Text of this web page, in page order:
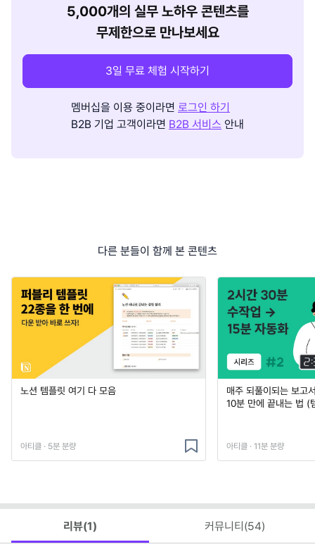
5,000개의 실무 노하우 콘텐츠를
무제한으로 만나보세요
3일 무료 체험 시작하기
멤버십을 이용 중이라면 로그인 하기
B2B 기업 고객이라면 B2B 서비스 안내
다른 분들이 함께 본 콘텐츠
노션 템플릿 여기 다 모음
아티클 · 5분 분량
매주 되풀이되는 보고
10분 만에 끝내는 법 (
아티클 · 11분 분량
리뷰(1) 커뮤니티(54)